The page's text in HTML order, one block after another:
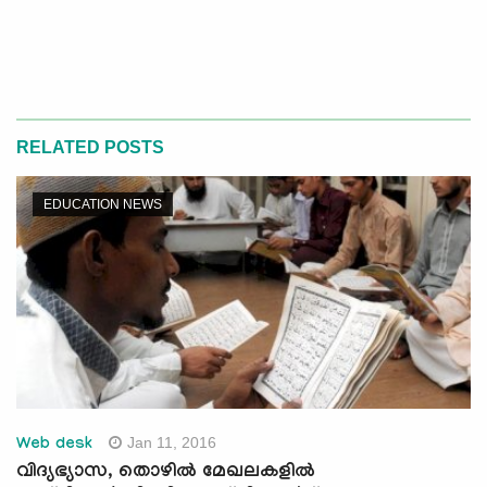
RELATED POSTS
EDUCATION NEWS
Web desk Jan 11, 2016
വിദ്യഭ്യാസ, തൊഴില്‍ മേഖലകളില്‍